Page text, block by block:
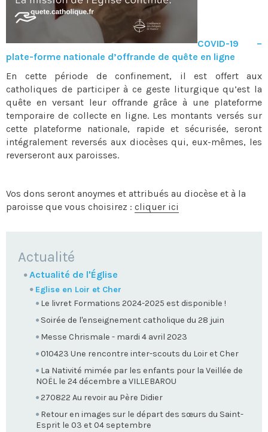
COVID-19 –
plate-forme nationale d’offrande de quête en ligne
En cette période de confinement, il est offert aux
catholiques de participer à ce geste liturgique qu’est la
quête en versant leur offrande grâce à une plateforme
temporaire de collecte en ligne. Les montants versés sur
cette plateforme nationale, rapide et sécurisée, seront
intégralement reversés aux diocèses qui, eux-mêmes, les
reverseront aux paroisses.
Vos dons seront anoymes et attribués au diocèse et à la
paroisse que vous choisirez : cliquer ici
NAVIGATION
Actualité
Actualité de l'Église
Eglise en Loir et Cher
Le livret Formations 2024-2025 est disponible !
Soirée de l'enseignement catholique du 28 juin
Messe Chrismale - mardi 4 avril 2023
010423 Une rencontre inter-scouts du Loir et Cher
La Nativité mimée par les enfants pour la Veillée de
NOËL le 24 décembre a VILLEBAROU
270822 Au revoir au Père Didier
Retour en images sur le départ des sœurs du Saint-
Esprit le 03 et 04 septembre